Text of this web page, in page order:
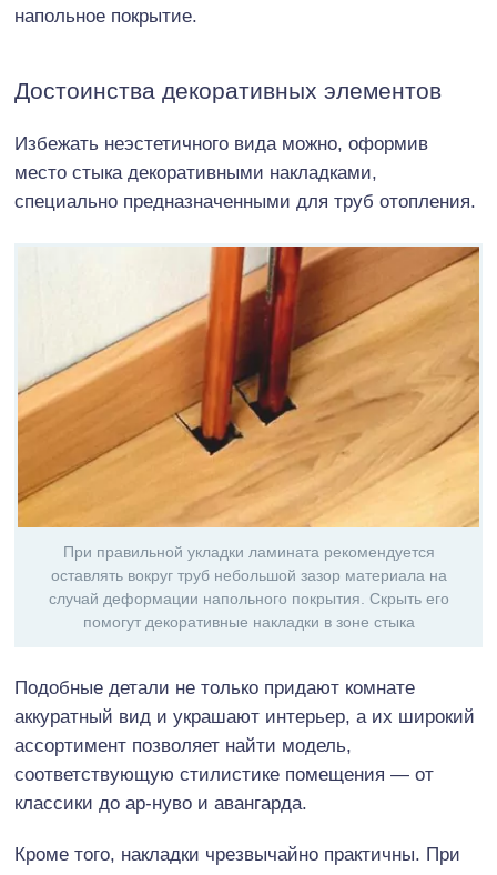
напольное покрытие.
Достоинства декоративных элементов
Избежать неэстетичного вида можно, оформив
место стыка декоративными накладками,
специально предназначенными для труб отопления.
При правильной укладки ламината рекомендуется
оставлять вокруг труб небольшой зазор материала на
случай деформации напольного покрытия. Скрыть его
помогут декоративные накладки в зоне стыка
Подобные детали не только придают комнате
аккуратный вид и украшают интерьер, а их широкий
ассортимент позволяет найти модель,
соответствующую стилистике помещения — от
классики до ар-нуво и авангарда.
Кроме того, накладки чрезвычайно практичны. При